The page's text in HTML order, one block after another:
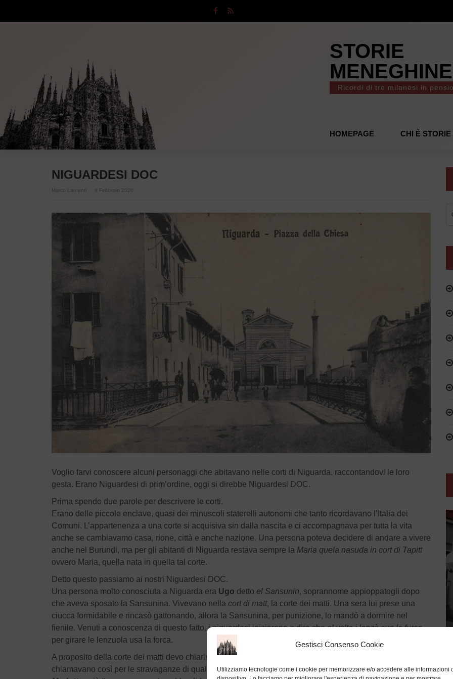
Gestisci Consenso Cookie
Utilizziamo tecnologie come i cookie per memorizzare e/o accedere alle informazioni
STORIE
MENEGHINE
Ricordi di tre milanesi in
HOMEPAGE CHI È
NIGUARDESI DOC
Marco Laurenti 9 Febbraio 2020
Voglio farvi conoscere alcuni personaggi che abitavano nelle corti di Niguarda, raccontandovi le loro
gesta. Erano Niguardesi di prim’ordine, oggi si direbbe Niguardesi DOC.
Prima spendo due parole per descrivere le corti.
Erano delle piccole enclave, quasi dei minuscoli staterelli autonomi che tanto ricordavano l’Italia dei
Comuni. L’appartenenza a una corte si acquisiva sin dalla nascita e ci accompagnava per tutta la vita
anche se cambiavamo casa, rione, città e anche nazione. Una persona poteva decidere di andare a vivere
anche nel Burundi, ma per gli abitanti di Niguarda restava sempre la Maria quela nasuda in cort di Tapitt
ovvero Maria, quella nata in quella tal corte.
Detto questo passiamo ai nostri Niguardesi DOC.
Una persona molto conosciuta a Niguarda era Ugo detto el Sansunin, soprannome appioppatogli dopo
che aveva sposato la Sansunina. Vivevano nella cort di matt, la corte dei matti. Una sera lui prese una
ciucca formidabile e rincasò gattonando, allora la Sansunina, per punizione, lo mandò a dormire nel
fienile. Venuti a conoscenza di questo fatto, i niguardesi iniziarono a dire cheel volta i lenzò cun la furca,
per girare le lenzuola usa la forca.
A proposito della corte dei matti devo chiarire che non era una succursale del
chiamavano così per le stravaganze di qualche suo abitante, per esempio di quel tipo soprannominato